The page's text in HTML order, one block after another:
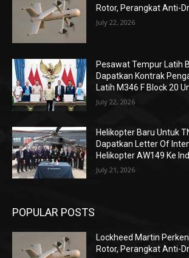
Rotor, Perangkat Anti-
July 22, 2026
Pesawat Tempur Latih
Dapatkan Kontrak
Latih M346 F Block 20
July 22, 2026
Helikopter Baru Untuk
Dapatkan Letter Of
Helikopter AW149 Ke
July 21, 2026
POPULAR POSTS
Lockheed Martin
Rotor, Perangkat Anti-